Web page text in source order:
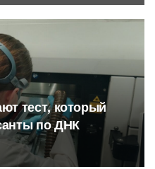
тест, который
по ДНК